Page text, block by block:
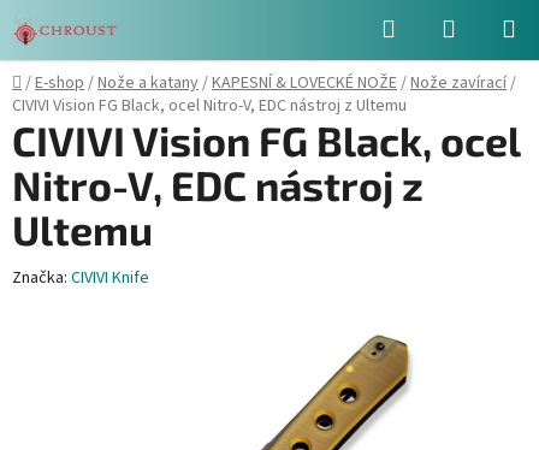
na
obsah
Hledat
KOŠÍK
Domů
/E-shop/Nože a katany/KAPESNÍ & LOVECKÉ NOŽE/Nože zavírací/
CIVIVI Vision FG Black, ocel Nitro-V, EDC nástroj z Ultemu
CIVIVI Vision FG Black, ocel
Nitro-V, EDC nástroj z
Ultemu
Značka: CIVIVI Knife